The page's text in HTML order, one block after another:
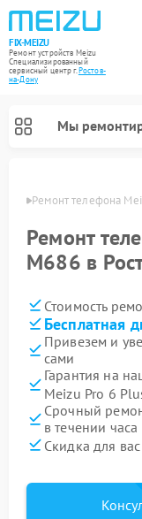
FIX-MEIZU
Ремонт устройств Meizu
Специализированный
cервисный центр г.Ростов-
на-Дону
Мы
Ремонт телефона
Ремонт
M686 в
Стоимость
Бесплатная
Привезем и
сами
Гарантия на
Meizu Pro 6
Срочный
в течении часа
Скидка для